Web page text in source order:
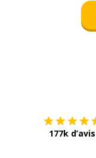
177k d’avis